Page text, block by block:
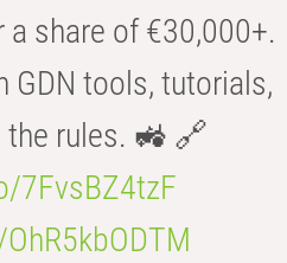
share of €30,000+.
GDN tools, tutorials,
the rules. 🚜 🔗
7FvsBZ4tzF